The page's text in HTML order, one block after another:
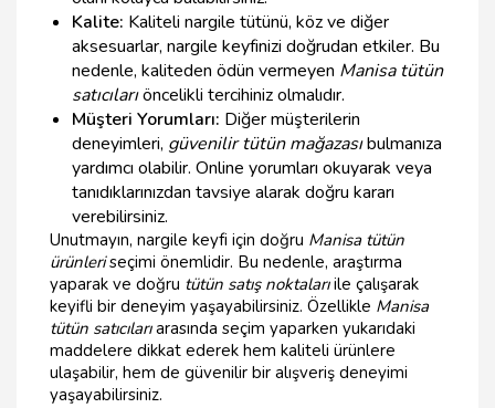
Kalite: Kaliteli nargile tütünü, köz ve diğer
aksesuarlar, nargile keyfinizi doğrudan etkiler. Bu
nedenle, kaliteden ödün vermeyen Manisa tütün
satıcılarıöncelikli tercihiniz olmalıdır.
Müşteri Yorumları: Diğer müşterilerin
deneyimleri, güvenilir tütün mağazasıbulmanıza
yardımcı olabilir. Online yorumları okuyarak veya
tanıdıklarınızdan tavsiye alarak doğru kararı
verebilirsiniz.
Unutmayın, nargile keyfi için doğru Manisa tütün
ürünleriseçimi önemlidir. Bu nedenle, araştırma
yaparak ve doğru tütün satış noktalarıile çalışarak
keyifli bir deneyim yaşayabilirsiniz. Özellikle Manisa
tütün satıcılarıarasında seçim yaparken yukarıdaki
maddelere dikkat ederek hem kaliteli ürünlere
ulaşabilir, hem de güvenilir bir alışveriş deneyimi
yaşayabilirsiniz.